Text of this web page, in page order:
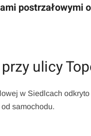
postrzałowymi
ulicy
w Siedlcach
samochodu.